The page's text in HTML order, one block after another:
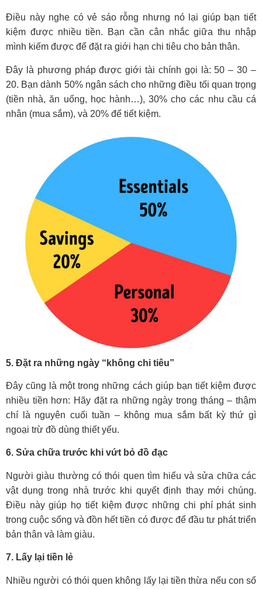
Điều này nghe có vẻ sáo rỗng nhưng nó lại giúp bạn tiết
kiệm được nhiều tiền. Bạn cần cân nhắc giữa thu nhập
mình kiếm được để đặt ra giới hạn chi tiêu cho bản thân.
Đây là phương pháp được giới tài chính gọi là: 50 – 30 –
20. Bạn dành 50% ngân sách cho những điều tối quan trọng
(tiền nhà, ăn uống, học hành…), 30% cho các nhu cầu cá
nhân (mua sắm), và 20% để tiết kiệm.
5. Đặt ra những ngày “không chi tiêu”
Đây cũng là một trong những cách giúp bạn tiết kiệm được
nhiều tiền hơn: Hãy đặt ra những ngày trong tháng – thậm
chí là nguyên cuối tuần – không mua sắm bất kỳ thứ gì
ngoại trừ đồ dùng thiết yếu.
6. Sửa chữa trước khi vứt bỏ đồ đạc
Người giàu thường có thói quen tìm hiểu và sửa chữa các
vật dụng trong nhà trước khi quyết định thay mới chúng.
Điều này giúp họ tiết kiệm được những chi phí phát sinh
trong cuộc sống và đồn hết tiền có được để đầu tư phát triển
bản thân và làm giàu.
7. Lấy lại tiền lẻ
Nhiều người có thói quen không lấy lại tiền thừa nếu con số